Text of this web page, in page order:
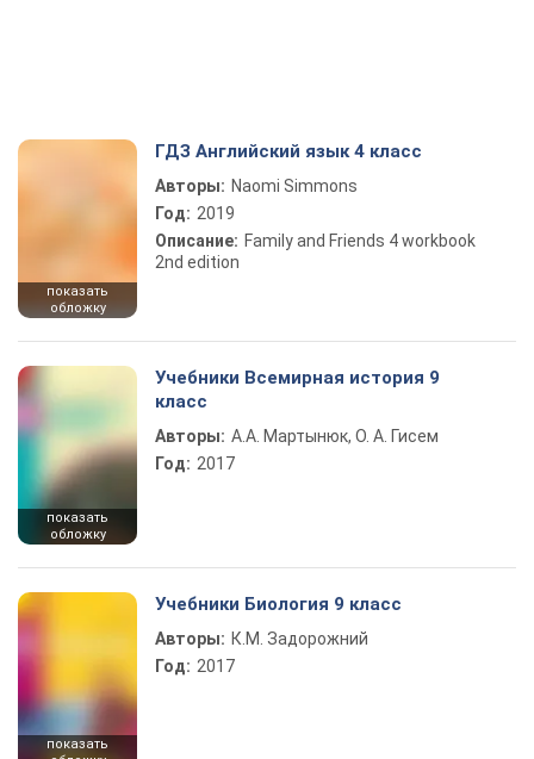
показать
обложку
ГДЗ Английский язык 4 класс
Авторы: Naomi Simmons
Год: 2019
Описание: Family and Friends 4 workbook
2nd edition
показать
обложку
Учебники Всемирная история 9
класс
Авторы: А.А. Мартынюк, О. А. Гисем
Год: 2017
показать
Учебники Биология 9 класс
Авторы: К.М. Задорожний
Год: 2017